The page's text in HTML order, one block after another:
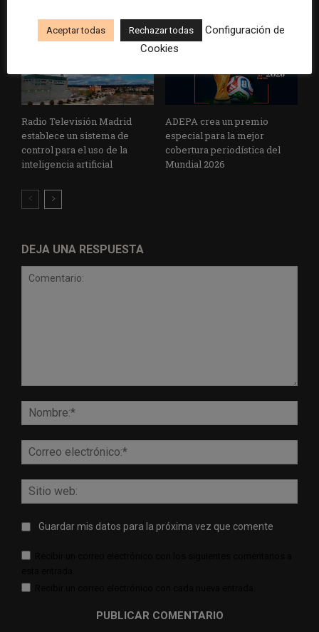
Radio Televisión Madrid
establece un sistema de
control para el uso de la
inteligencia artificial
ADEPA crea un premio
especial para la mejor
cobertura periodística del
Mundial 2026
DEJA UNA RESPUESTA
Guardar mis datos para la próxima vez que comente
Aceptar todas Rechazar todas
Configuración de
Cookies